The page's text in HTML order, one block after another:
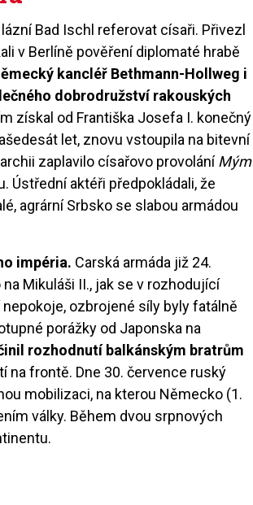
Bad Ischl referovat císaři. Přivezl
v Berlíně pověření diplomaté hrabě
kancléř Bethmann-Hollweg i
dobrodružství rakouských
získal od Františka Josefa I. konečný
let, znovu vstoupila na bitevní
zaplavilo císařovo provoláníMým
Ústřední aktéři předpokládali, že
agrární Srbsko se slabou armádou
impéria. Carská armáda již 24.
Mikuláši II., jak se v rozhodující
ozbrojené síly byly fatálně
porážky od Japonska na
rozhodnutí balkánským bratrům
na frontě. Dne 30. července ruský
mobilizaci, na kterou Německo (1.
války. Během dvou srpnových